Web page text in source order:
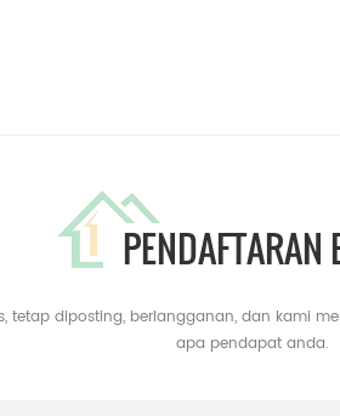
PENDAFTARAN
tetap diposting, berlangganan, dan kami
apa pendapat anda.